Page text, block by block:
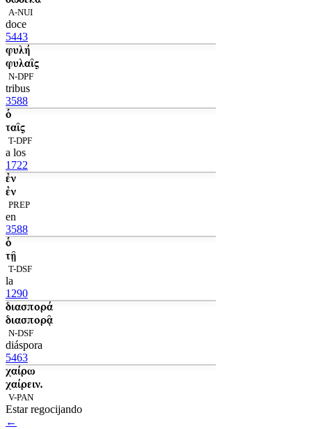
A-NUI
doce
5443
φυλή
φυλαῖς
N-DPF
tribus
3588
ὁ
ταῖς
T-DPF
a los
1722
ἐν
ἐν
PREP
en
3588
ὁ
τῇ
T-DSF
la
1290
διασπορά
διασπορᾷ
N-DSF
diáspora
5463
χαίρω
χαίρειν.
V-PAN
Estar regocijando
←